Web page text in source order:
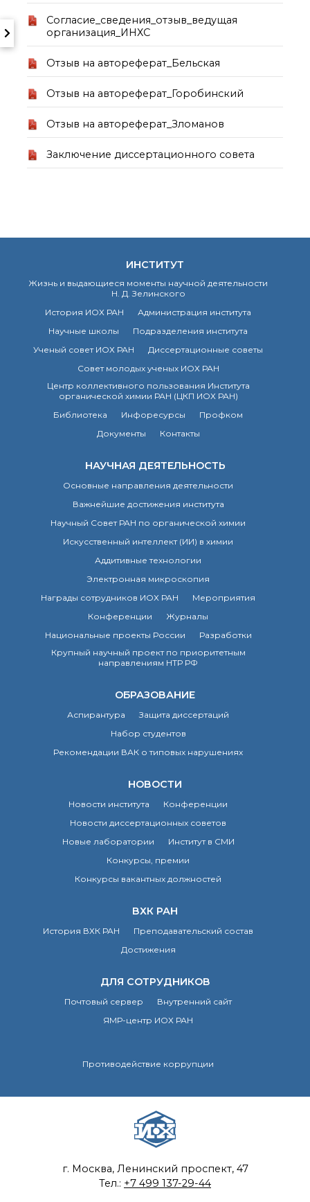
ЯМР-центр ИОХ РАН
Согласие_сведения_отзыв_ведущая
организация_ИНХС
Отзыв на автореферат_Бельская
Отзыв на автореферат_Горобинский
Отзыв на автореферат_Зломанов
Заключение диссертационного совета
ИНСТИТУТ
Жизнь и выдающиеся моменты научной деятельности
Н. Д. Зелинского
История ИОХ РАН
Администрация института
Научные школы
Подразделения института
Ученый совет ИОХ РАН
Диссертационные советы
Совет молодых ученых ИОХ РАН
Центр коллективного пользования Института
органической химии РАН (ЦКП ИОХ РАН)
Библиотека
Инфоресурсы
Профком
Документы
Контакты
НАУЧНАЯ ДЕЯТЕЛЬНОСТЬ
Основные направления деятельности
Важнейшие достижения института
Научный Совет РАН по органической химии
Искусственный интеллект (ИИ) в химии
Аддитивные технологии
Электронная микроскопия
Награды сотрудников ИОХ РАН
Мероприятия
Конференции
Журналы
Национальные проекты России
Разработки
Крупный научный проект по приоритетным
направлениям НТР РФ
ОБРАЗОВАНИЕ
Аспирантура
Защита диссертаций
Набор студентов
Рекомендации ВАК о типовых нарушениях
НОВОСТИ
Новости института
Конференции
Новости диссертационных советов
Новые лаборатории
Институт в СМИ
Конкурсы, премии
Конкурсы вакантных должностей
ВХК РАН
История ВХК РАН
Преподавательский состав
Достижения
ДЛЯ СОТРУДНИКОВ
Почтовый сервер
Внутренний сайт
ЯМР-центр ИОХ РАН
Противодействие коррупции
г. Москва, Ленинский проспект, 47
Тел.: +7 499 137-29-44